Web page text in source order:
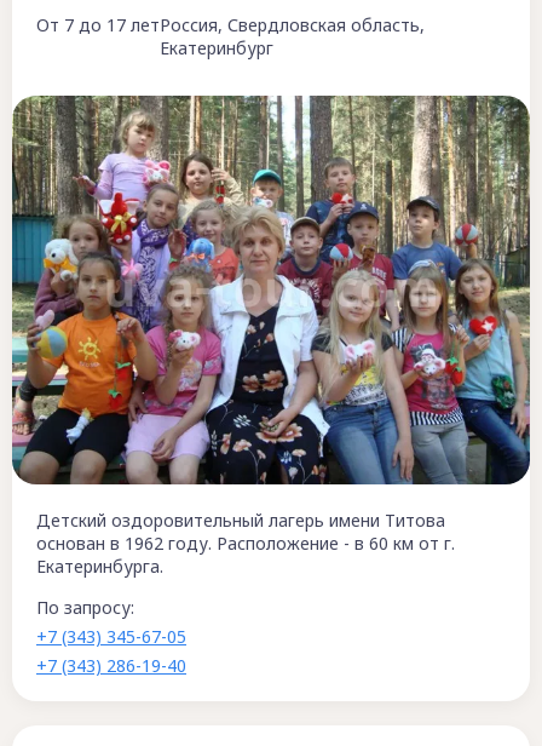
От 7 до 17 летРоссия, Свердловская область,
Екатеринбург
Детский оздоровительный лагерь имени Титова
основан в 1962 году. Расположение - в 60 км от г.
Екатеринбурга.
По запросу:
+7 (343) 345-67-05
+7 (343) 286-19-40